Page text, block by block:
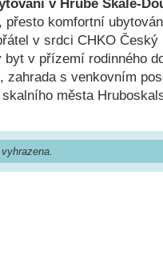
v Hrubé Skále-
komfortní
v srdci CHKO
byt v přízemí rodinného
zahrada s venkovním
skalního města